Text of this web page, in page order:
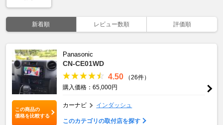
新着順 レビュー数順 評価順
この商品の
価格を比較する
Panasonic
CN-CE01WD
4.50
（26件）
購入価格：65,000円
カーナビ インダッシュ
このカテゴリの取付店を探す